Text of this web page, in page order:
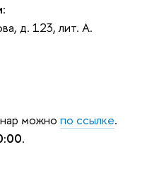
:
д. 123, лит. А.
можно по ссылке.
.